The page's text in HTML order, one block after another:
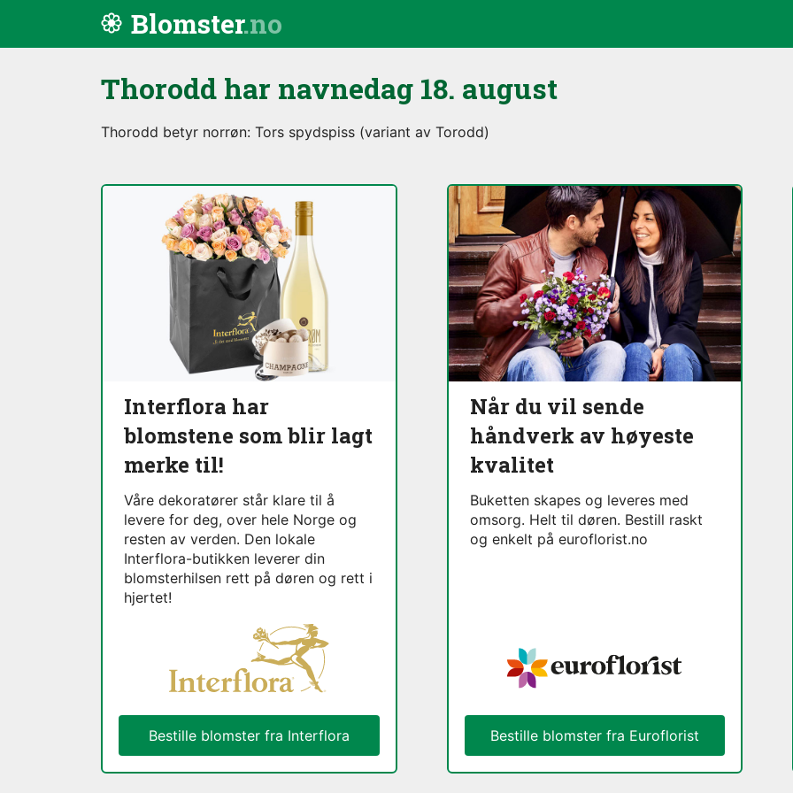
Blomster
Thorodd har navnedag 18. august
Thorodd betyr norrøn: Tors spydspiss (variant av Torodd)
Interflora har
blomstene som blir lagt
merke til!
Våre dekoratører står klare til å
levere for deg, over hele Norge og
resten av verden. Den lokale
Interflora-butikken leverer din
blomsterhilsen rett på døren og rett i
hjertet!
Bestille blomster fra Interflora
Når du vil sende
håndverk av høyeste
kvalitet
Buketten skapes og leveres med
omsorg. Helt til døren. Bestill raskt
og enkelt på euroflorist.no
Bestille blomster fra Euroflorist